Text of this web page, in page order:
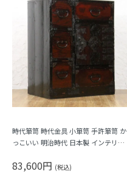
時代箪笥 時代金具 小箪笥 手許箪笥 か
っこいい 明治時代 日本製 インテリア
83,600円 (税込)